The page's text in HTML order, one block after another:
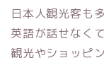
日本人観光客も
英語が話せなく
観光やショッピ